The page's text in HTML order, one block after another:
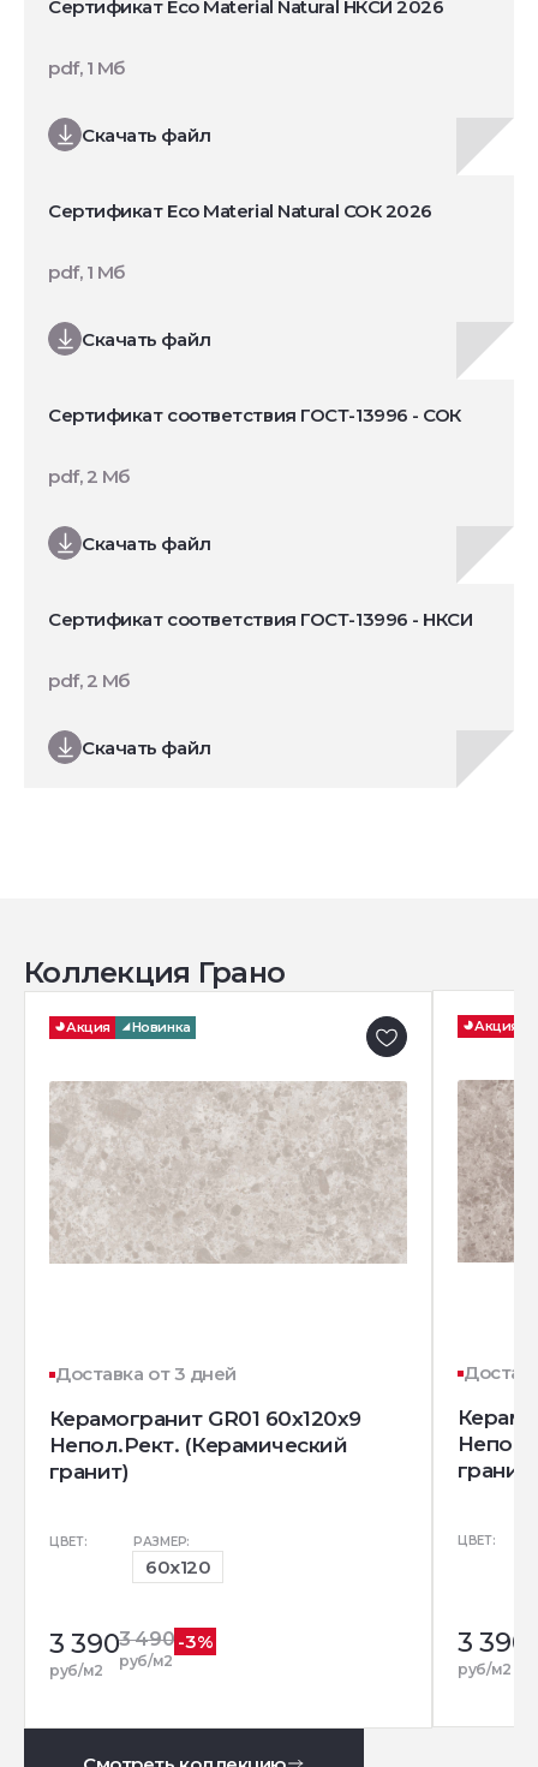
Сертификат Eco Material Natural НКСИ 2026
Скачать файл
pdf, 1 Мб
Сертификат Eco Material Natural СОК 2026
Скачать файл
pdf, 1 Мб
Сертификат соответствия ГОСТ-13996 - СОК
Скачать файл
pdf, 2 Мб
Сертификат соответствия ГОСТ-13996 - НКСИ
Скачать файл
pdf, 2 Мб
Коллекция Грано
Акция Новинка
Доставка от 3 дней
Керамогранит GR01 60x120x9
Непол.Рект. (Керамический
гранит)
ЦВЕТ: РАЗМЕР:
60x120
3 390
руб/м2
3 490
руб/м2
-3%
Акция
гранит)
ЦВЕТ:
3 390
руб/м2